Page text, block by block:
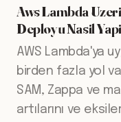
Aws Lambda
Deployu Nasil
AWS Lambda'ya
birden fazla yol
SAM, Zappa ve
artılarını ve